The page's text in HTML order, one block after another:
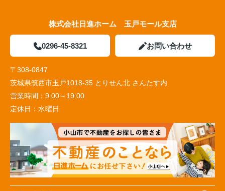
株式会社日進ホーム 玉戸モール支店
0296-45-8321 お問い合わせ
〒308-0847
茨城県筑西市玉戸1018-35 とりせん北 さんたす内
営業時間： 9:00～19:00
定休日： 水曜日